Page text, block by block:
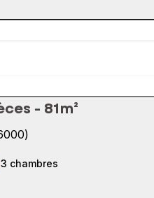
- 81m²
)
3 chambres